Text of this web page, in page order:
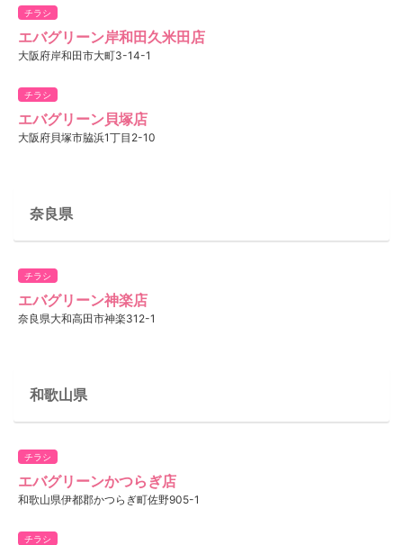
チラシ
エバグリーン岸和田久米田店
大阪府岸和田市大町3-14-1
チラシ
エバグリーン貝塚店
大阪府貝塚市脇浜1丁目2-10
奈良県
チラシ
エバグリーン神楽店
奈良県大和高田市神楽312-1
和歌山県
チラシ
エバグリーンかつらぎ店
和歌山県伊都郡かつらぎ町佐野905-1
チラシ